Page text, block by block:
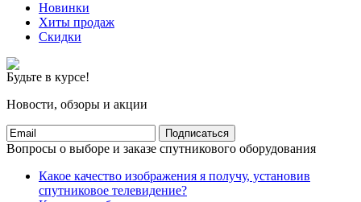
Новинки
Хиты продаж
Скидки
Будьте в курсе!
Новости, обзоры и акции
Подписаться
Вопросы о выборе и заказе спутникового оборудования
Какое качество изображения я получу, установив
спутниковое телевидение?